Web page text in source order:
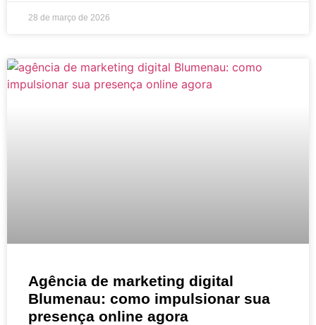
28 de março de 2026
Agência de marketing digital
Blumenau: como impulsionar sua
presença online agora